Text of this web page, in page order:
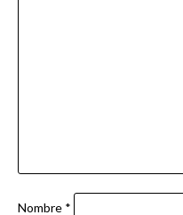
Nombre *